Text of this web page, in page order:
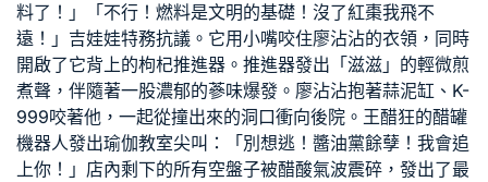
料了！」「不行！燃料是文明的基礎！沒了紅棗我飛不
遠！」吉娃娃特務抗議。它用小嘴咬住廖沾沾的衣領，同時
開啟了它背上的枸杞推進器。推進器發出「滋滋」的輕微煎
煮聲，伴隨著一股濃郁的蔘味爆發。廖沾沾抱著蒜泥缸、K-
999咬著他，一起從撞出來的洞口衝向後院。王醋狂的醋罐
機器人發出瑜伽教室尖叫：「別想逃！醬油黨餘孽！我會追
上你！」店內剩下的所有空盤子被醋酸氣波震碎，發出了最